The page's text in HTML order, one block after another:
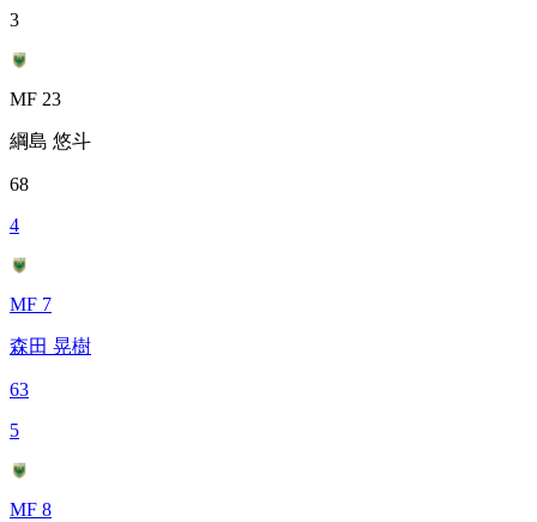
3
MF 23
綱島 悠斗
68
4
MF 7
森田 晃樹
63
5
MF 8